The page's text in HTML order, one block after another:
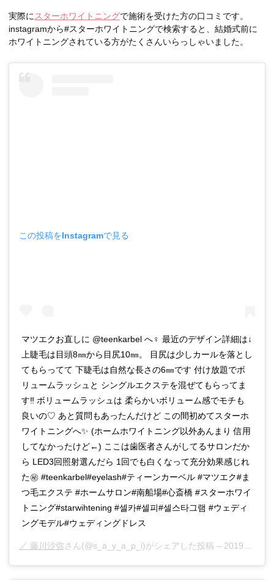
実際に スターホワイトニングで施術を受けた方の口コミです。
instagramから#スターホワイトニングで検索すると、結婚式前に
ホワイトニングされている方がたくさんいらっしゃいました。
この投稿をInstagramで見る
マツエクお直しに @teenkarbel へ‍♀️ 最近のデザイン詳細は↓
上睫毛は目頭8㎜から目尻10㎜。 目尻は少しカールを落とし
てもらってて 下睫毛は自然な長さの6㎜です 付け放題でボ
リュームラッシュと シングルエクステを混ぜてもらってま
す‼︎ ボリュームラッシュは 柔らかいボリューム感でモチも
良いの♡ あと質問もあったんだけど この間初めてスターホ
ワイトニングへ✨ (ホームホワイトニング以外あんまり 信用
してなかったけど←) ここは歯医者さんがしてるサロンだか
ら LED3回照射選んだら 1回でも白くなって充分効果感じれ
た㊙︎ #teenkarbel#eyelash#ティーンカーベル #マツエク#ま
つ毛エクステ #ホームサロン#南船場#心斎橋 #スターホワイ
トニング#starwihtening #셀카#셀피#셀스타그램 #ウェディ
ングモデル#ウェディングドレス
／ 藤川沙弥さん(@s_a_y_a_p_i)がシェアした投稿 – 2019年 2月月5日午後4時57分PST